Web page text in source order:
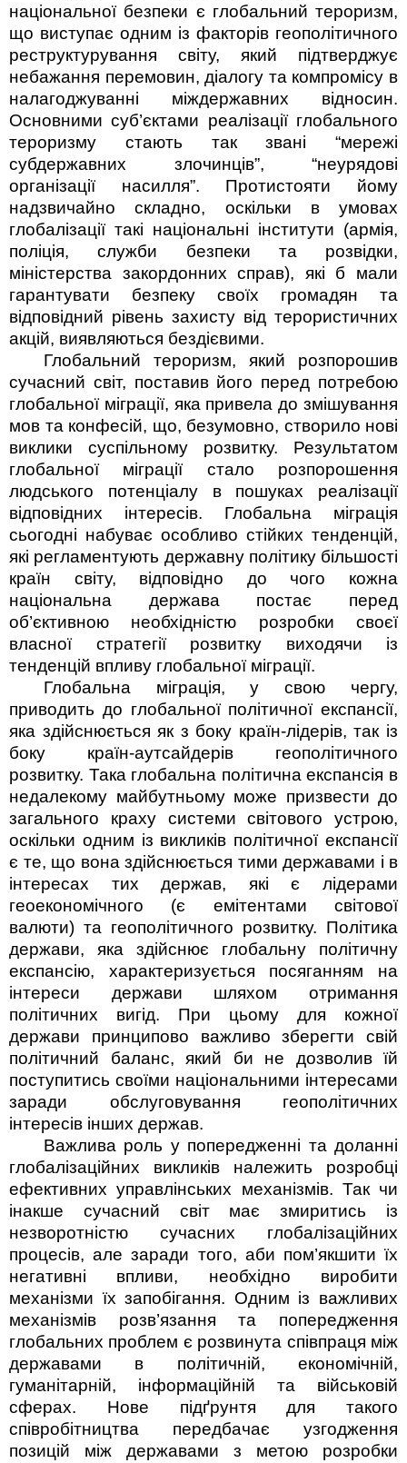
національної безпеки є глобальний тероризм,
що виступає одним із факторів геополітичного
реструктурування світу, який підтверджує
небажання перемовин, діалогу та компромісу в
налагоджуванні міждержавних відносин.
Основ­ними суб’єктами реалізації глобального
тероризму стають так звані “мережі
субдержавних злочинців”, “неурядові
організації насилля”. Протистояти йому
надзвичайно складно, оскільки в умовах
глобалізації такі національні інститути (армія,
поліція, служби безпеки та розвідки,
міністерства закордонних справ), які б мали
гарантувати безпеку своїх громадян та
відповідний рівень захисту від терористичних
акцій, виявляються бездієвими.
Глобальний тероризм, який розпорошив
сучасний світ, поставив його перед потребою
глобальної міграції, яка привела до змішування
мов та конфесій, що, безумовно, створило нові
виклики сус­пільному розвитку. Результатом
глобальної міграції стало розпорошення
людського потенціалу в пошуках реалізації
відповідних інтересів. Глобальна міграція
сьогодні набуває особливо стійких тенденцій,
які регламентують державну політику більшості
країн світу, відповідно до чого кожна
національна держава постає перед
об’єктивною необхідністю розробки своєї
власної стратегії розвитку виходячи із
тенденцій впливу глобальної міграції.
Глобальна міграція, у свою чергу,
приводить до глобальної політичної експансії,
яка здійснюється як з боку країн-лідерів, так із
боку країн-аутсайдерів геополітичного
розвитку. Така глобальна по­літична експансія в
недалекому майбутньому може призвести до
загального краху системи світового устрою,
оскільки одним із викликів політичної експансії
є те, що вона здійснюється тими державами і в
інтересах тих держав, які є лідерами
геоекономічного (є емітентами світової
валюти) та геополітичного розвитку. Політика
держави, яка здійснює глобальну політичну
експансію, характеризується посяганням на
інтереси держави шляхом отримання
політичних вигід. При цьому для кожної
держави принципово важливо зберегти свій
по­літичний баланс, який би не дозволив їй
поступитись своїми національними інтересами
заради обслуговування геополітичних
інтересів інших держав.
Важлива роль у попередженні та доланні
глобалізаційних викликів належить розробці
ефективних управлінських механізмів. Так чи
інакше сучасний світ має змиритись із
незворотністю сучасних глобалізаційних
процесів, але заради того, аби пом’якшити їх
негативні впливи, необхідно виробити
механізми їх запобігання. Одним із важливих
механізмів розв’язання та попередження
глобальних проблем є розвинута співпраця між
державами в політичній, економічній,
гуманітарній, інформаційній та військовій
сферах. Нове підґрунтя для такого
співробітництва передбачає узгодження
позицій між державами з метою розробки